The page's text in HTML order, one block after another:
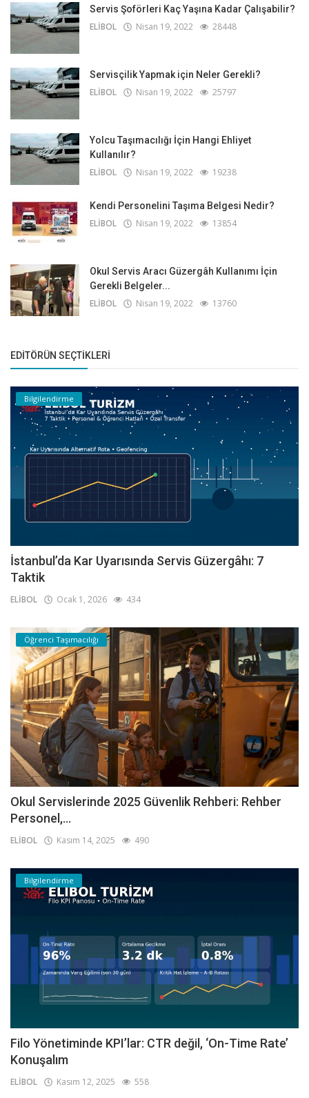
Servis Şoförleri Kaç Yaşına Kadar Çalışabilir?
ELİBOL Nisan 19, 2022 28448
Servisçilik Yapmak için Neler Gerekli?
ELİBOL Nisan 19, 2022 25797
Yolcu Taşımacılığı İçin Hangi Ehliyet
Kullanılır?
ELİBOL Nisan 19, 2022 19238
Kendi Personelini Taşıma Belgesi Nedir?
ELİBOL Nisan 19, 2022 13854
Okul Servis Aracı Güzergâh Kullanımı İçin
Gerekli Belgeler...
ELİBOL Nisan 19, 2022 13760
EDITÖRÜN SEÇTIKLERI
Bilgilendirme
İstanbul’da Kar Uyarısında Servis Güzergâhı: 7
Taktik
ELİBOL Ocak 1, 2026 434
Öğrenci Taşımacılığı
Okul Servislerinde 2025 Güvenlik Rehberi: Rehber
Personel,...
ELİBOL Kasım 14, 2025 490
Bilgilendirme
Filo Yönetiminde KPI’lar: CTR değil, ‘On-Time Rate’
Konuşalım
ELİBOL Kasım 12, 2025 558